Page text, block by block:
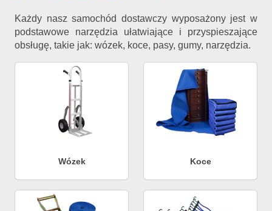
Każdy nasz samochód dostawczy wyposażony jest w
podstawowe narzędzia ułatwiające i przyspieszające
obsługę, takie jak: wózek, koce, pasy, gumy, narzędzia.
Wózek Koce